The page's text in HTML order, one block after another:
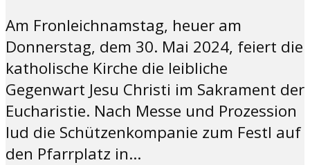
Am Fronleichnamstag, heuer am
Donnerstag, dem 30. Mai 2024, feiert die
katholische Kirche die leibliche
Gegenwart Jesu Christi im Sakrament der
Eucharistie. Nach Messe und Prozession
lud die Schützenkompanie zum Festl auf
den Pfarrplatz in...